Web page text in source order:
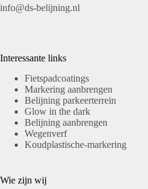
info@ds-belijning.nl
Interessante links
Fietspadcoatings
Markering aanbrengen
Belijning parkeerterrein
Glow in the dark
Belijning aanbrengen
Wegenverf
Koudplastische-markering
Wie zijn wij